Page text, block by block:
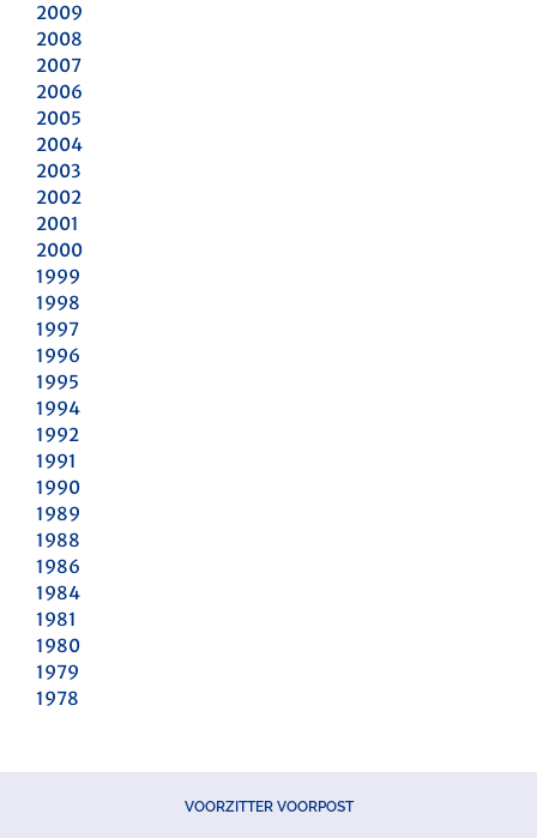
2009
2008
2007
2006
2005
2004
2003
2002
2001
2000
1999
1998
1997
1996
1995
1994
1992
1991
1990
1989
1988
1986
1984
1981
1980
1979
1978
VOORZITTER VOORPOST